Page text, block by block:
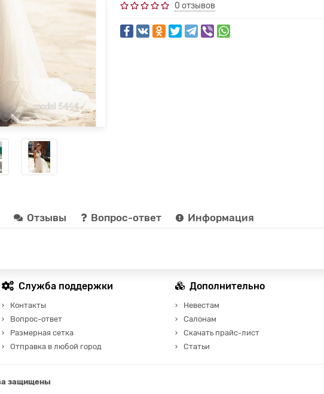
0 отзывов
Отзывы Вопрос-ответ Информация
Служба поддержки
Контакты
Вопрос-ответ
Размерная сетка
Отправка в любой город
Дополнительно
Невестам
Салонам
Скачать прайс-лист
Статьи
защищены